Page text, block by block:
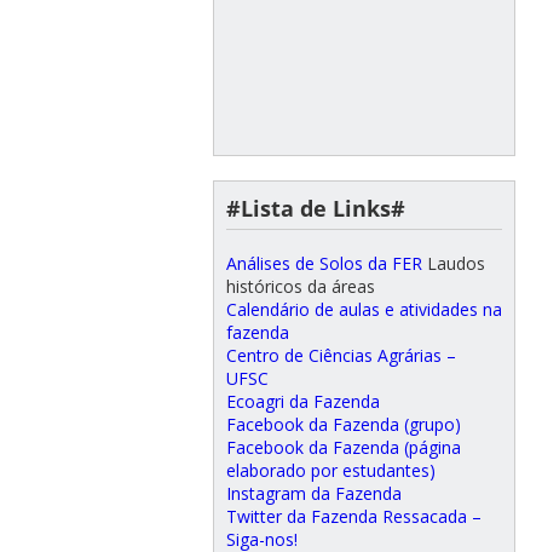
#Lista de Links#
Análises de Solos da FER Laudos
históricos da áreas
Calendário de aulas e atividades na
fazenda
Centro de Ciências Agrárias –
UFSC
Ecoagri da Fazenda
Facebook da Fazenda (grupo)
Facebook da Fazenda (página
elaborado por estudantes)
Instagram da Fazenda
Twitter da Fazenda Ressacada –
Siga-nos!